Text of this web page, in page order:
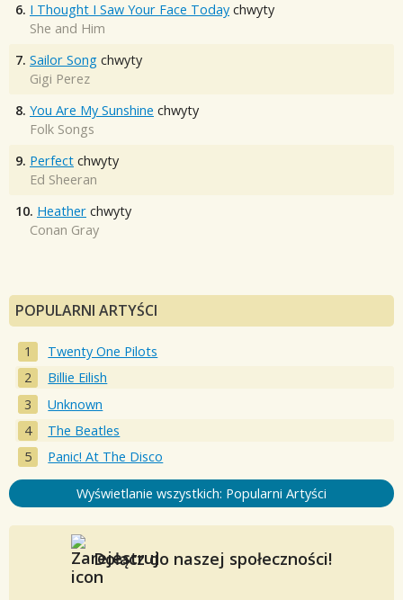
6. I Thought I Saw Your Face Today chwyty
She and Him
7. Sailor Song chwyty
Gigi Perez
8. You Are My Sunshine chwyty
Folk Songs
9. Perfect chwyty
Ed Sheeran
10. Heather chwyty
Conan Gray
POPULARNI ARTYŚCI
Twenty One Pilots
Billie Eilish
Unknown
The Beatles
Panic! At The Disco
Wyświetlanie wszystkich: Popularni Artyści
Dołącz do naszej społeczności!